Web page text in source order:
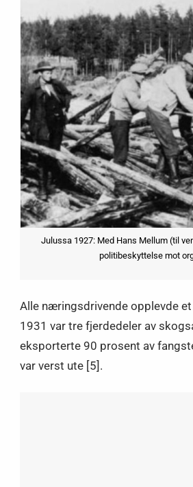
Julussa 1927: Med Hans Mellum (til
politibeskyttelse mot
Alle næringsdrivende opplevde
1931 var tre fjerdedeler av
eksporterte 90 prosent av
var verst ute [5].